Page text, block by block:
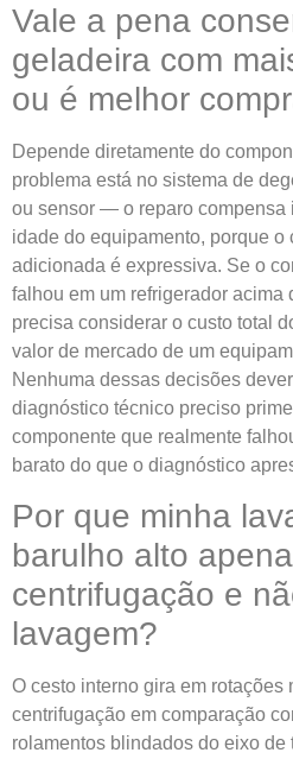
Vale a pena
geladeira com
ou é melhor
Depende diretamente do
problema está no sistema de
ou sensor — o reparo compensa
idade do equipamento, porque o
adicionada é expressiva. Se o
falhou em um refrigerador acima
precisa considerar o custo total
valor de mercado de um
Nenhuma dessas decisões
diagnóstico técnico preciso
componente que realmente
barato do que o diagnóstico
Por que minha
barulho alto
centrifugação e
lavagem?
O cesto interno gira em rotações
centrifugação em comparação
rolamentos blindados do eixo de